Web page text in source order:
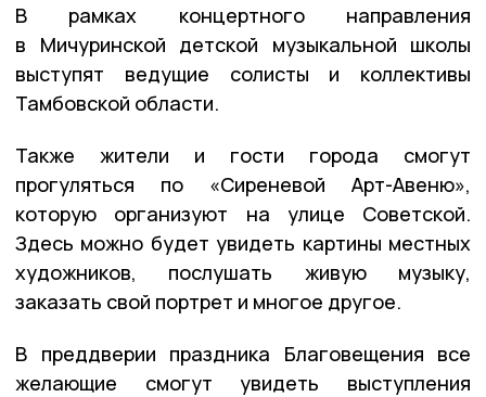
В рамках концертного направления
в Мичуринской детской музыкальной школы
выступят ведущие солисты и коллективы
Тамбовской области.
Также жители и гости города смогут
прогуляться по «Сиреневой Арт-Авеню»,
которую организуют на улице Советской.
Здесь можно будет увидеть картины местных
художников, послушать живую музыку,
заказать свой портрет и многое другое.
В преддверии праздника Благовещения все
желающие смогут увидеть выступления